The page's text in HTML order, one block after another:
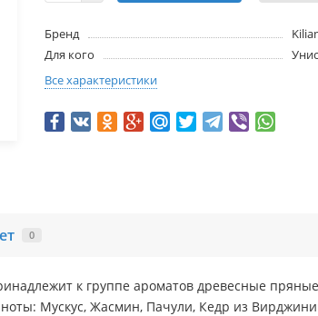
Бренд
Для кого
Все характеристики
0
к группе ароматов древесные
Мускус, Жасмин, Пачули, Кедр из